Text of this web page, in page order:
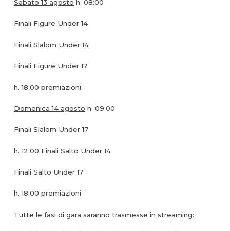
Sabato 13 agosto h. 08:00
Finali Figure Under 14
Finali Slalom Under 14
Finali Figure Under 17
h. 18:00 premiazioni
Domenica 14 agosto h. 09:00
Finali Slalom Under 17
h. 12:00 Finali Salto Under 14
Finali Salto Under 17
h. 18:00 premiazioni
Tutte le fasi di gara saranno trasmesse in streaming: